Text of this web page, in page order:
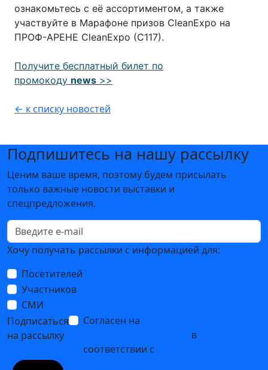
ознакомьтесь с её ассортиментом, а также
участвуйте в Марафоне призов CleanExpo на
ПРОФ-АРЕНЕ CleanExpo (C117).
Получите бесплатный билет по
промокоду news >>
← к списку новостей
Подпишитесь на нашу рассылку
Ценим ваше время, поэтому будем присылать
только важные новости выставки и
спецпредложения.
Хочу получать рассылки с информацией для:
Посетителей
Участников
СМИ
Подписаться
на рассылку
Согласен на
в
соответствии с